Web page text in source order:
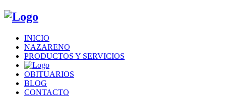
INICIO
NAZARENO
PRODUCTOS Y SERVICIOS
OBITUARIOS
BLOG
CONTACTO